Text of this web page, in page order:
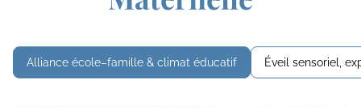
Alliance école–famille & climat éducatif Éveil sensoriel,